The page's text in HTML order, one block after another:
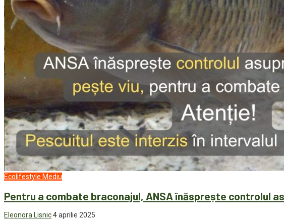
Ecolifestyle Mediu
Pentru a combate braconajul, ANSA înăsprește controlul
Eleonora Lisnic4 aprilie 2025